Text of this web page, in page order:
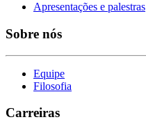
Apresentações e palestras
Sobre nós
Equipe
Filosofia
Carreiras